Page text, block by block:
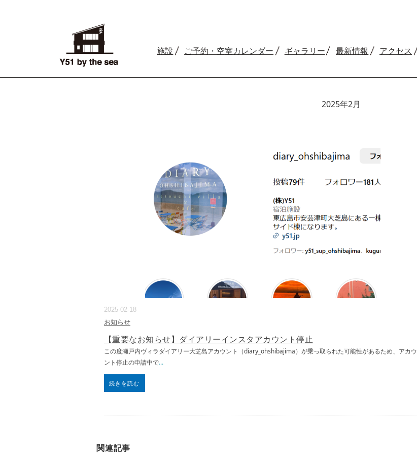
施設 ご予約 ・空室カレンダー ギャラリー 最新情報 アクセス
2025年2月
2025-02-18
お知らせ
【重要なお知らせ】ダイアリーインスタアカウント停止
この度瀬戸内ヴィラダイアリー大芝島アカウント（diary_ohshibajima）が乗っ取られた可能性があるため、アカウ
ント停止の申請中で...
続きを読む
関連記事